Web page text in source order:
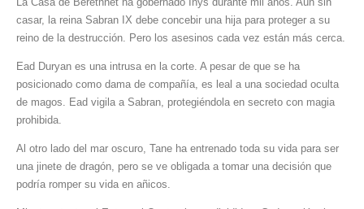
casar, la reina Sabran IX debe concebir una hija para proteger a su
reino de la destrucción. Pero los asesinos cada vez están más cerca.
Ead Duryan es una intrusa en la corte. A pesar de que se ha
posicionado como dama de compañía, es leal a una sociedad oculta
de magos. Ead vigila a Sabran, protegiéndola en secreto con magia
prohibida.
Al otro lado del mar oscuro, Tane ha entrenado toda su vida para ser
una jinete de dragón, pero se ve obligada a tomar una decisión que
podría romper su vida en añicos.